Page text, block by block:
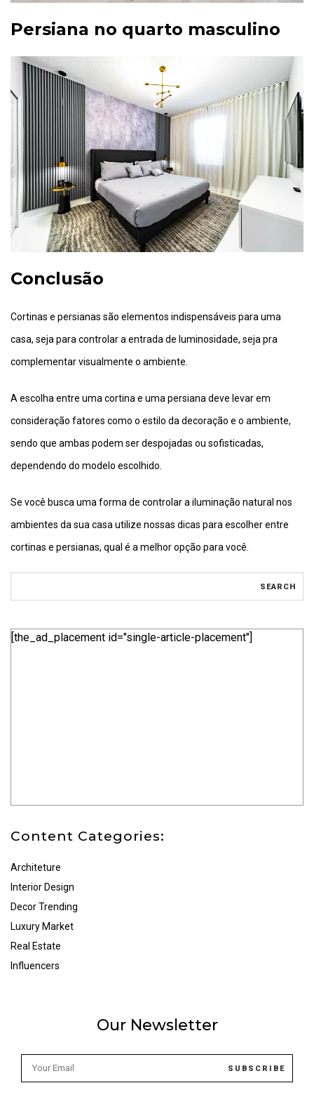
Persiana no quarto masculino
Conclusão
Cortinas e persianas são elementos indispensáveis para uma
casa, seja para controlar a entrada de luminosidade, seja pra
complementar visualmente o ambiente.
A escolha entre uma cortina e uma persiana deve levar em
consideração fatores como o estilo da decoração e o ambiente,
sendo que ambas podem ser despojadas ou sofisticadas,
dependendo do modelo escolhido.
Se você busca uma forma de controlar a iluminação natural nos
ambientes da sua casa utilize nossas dicas para escolher entre
cortinas e persianas, qual é a melhor opção para você.
[the_ad_placement id="single-article-placement"]
Content Categories:
Architeture
Interior Design
Decor Trending
Luxury Market
Real Estate
Influencers
Our Newsletter